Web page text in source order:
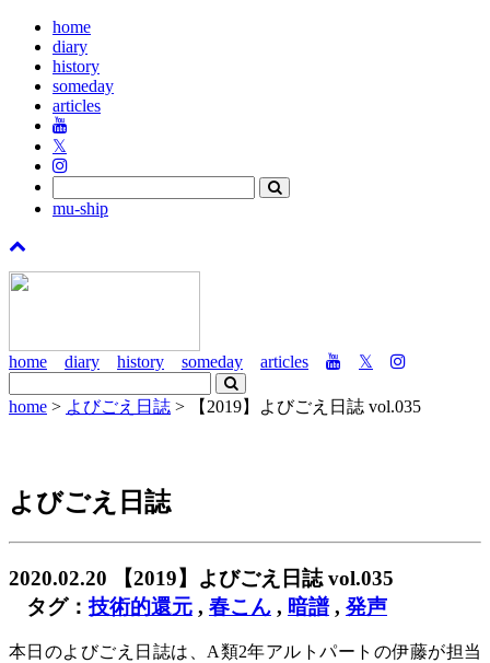
home
diary
history
someday
articles
𝕏
mu-ship
home diary history someday articles 𝕏
home > よびごえ日誌 > 【2019】よびごえ日誌 vol.035
よびごえ日誌
2020.02.20 【2019】よびごえ日誌 vol.035
タグ：技術的還元 , 春こん , 暗譜, 発声
本日のよびごえ日誌は、A類2年アルトパートの伊藤が担当